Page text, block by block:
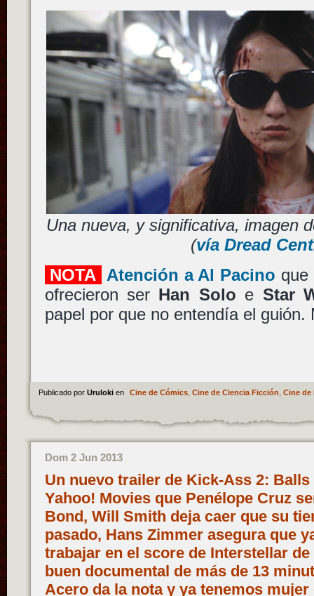
Una nueva, y significativa, imagen
(vía Dread
NOTA Atención a Al Pacino que
ofrecieron ser Han Solo e Star
papel por que no entendía el guión.
Publicado por Uruloki en Cine de Cómics, Cine de Ciencia Ficción Cine de
Dom 2 Jun 2013
Un nuevo trailer de Kick-Ass 2:
Yahoo! Movies que Penélope Cruz
Bond, Will Smith deja caer que su
pasado, Hans Zimmer asegura que
trabajar en el score de Interstellar
buen documental de más de 13
Acero da la nota y ya tenemos